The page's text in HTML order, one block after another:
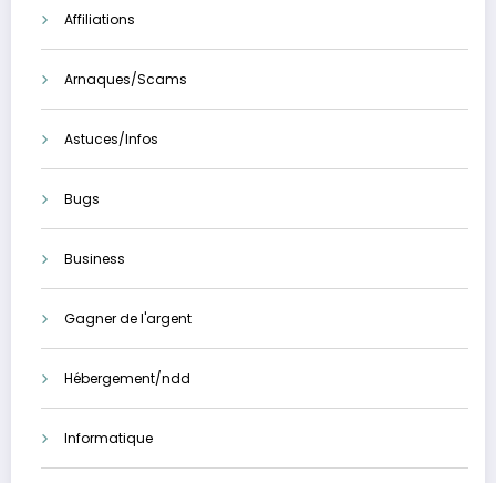
Affiliations
Arnaques/Scams
Astuces/Infos
Bugs
Business
Gagner de l'argent
Hébergement/ndd
Informatique